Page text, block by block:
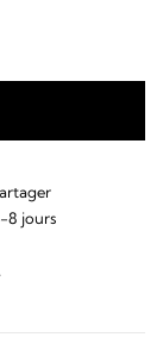
8 jours